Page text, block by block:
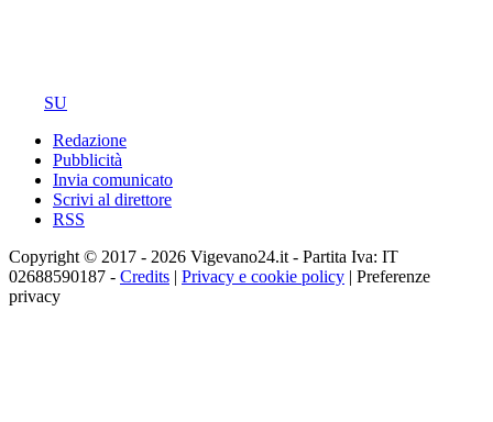
SU
Redazione
Pubblicità
Invia comunicato
Scrivi al direttore
RSS
Copyright © 2017 - 2026 Vigevano24.it - Partita Iva: IT
02688590187 - Credits | Privacy e cookie policy | Preferenze
privacy